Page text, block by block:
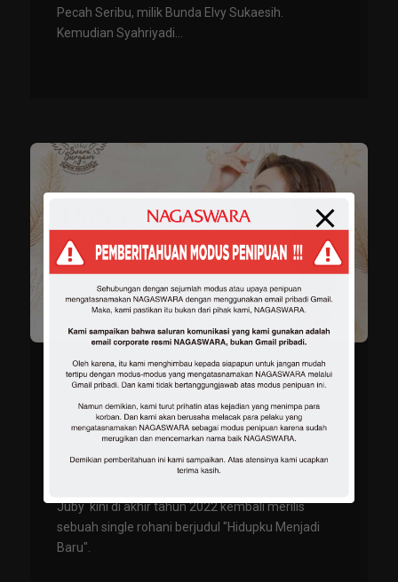
Pecah Seribu, milik Bunda Elvy Sukaesih.
Kemudian Syahriyadi...
Selasa, 13 Des 2022 13:12 WIB
Puteri Juby Rilis Single
‘Hidupku Menjadi Baru’
Setelah merilis single rohani "Naungan SayapMu"
Juby kini di akhir tahun 2022 kembali merilis
sebuah single rohani berjudul "Hidupku Menjadi
Baru".